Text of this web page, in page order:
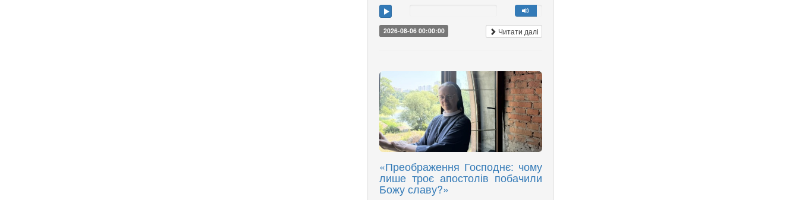
2026-08-06 00:00:00 Читати далі
«Преображення Господнє: чому
лише троє апостолів побачили
Божу славу?»